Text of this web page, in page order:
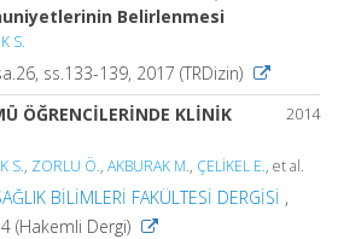
Belirlenmesi
S.
ss.133-139, 2017 (TRDizin)
2014
ÖĞRENCİLERİNDE KLİNİK
S., ZORLU Ö., AKBURAK M., ÇELİKEL E., et al.
BİLİMLERİ FAKÜLTESİ DERGİSİ ,
(Hakemli Dergi)